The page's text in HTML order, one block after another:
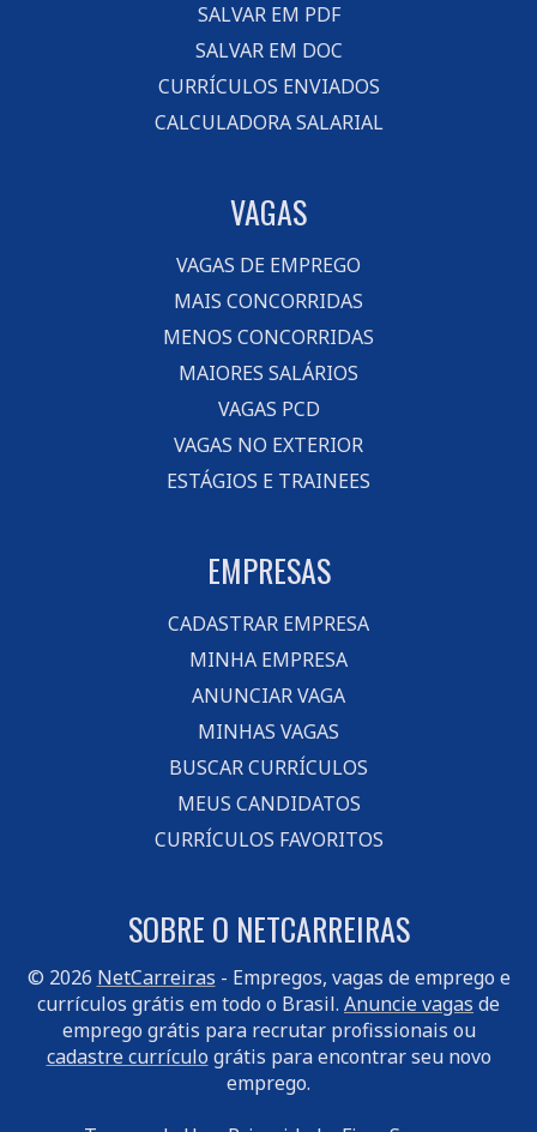
SALVAR EM PDF
SALVAR EM DOC
CURRÍCULOS ENVIADOS
CALCULADORA SALARIAL
VAGAS
VAGAS DE EMPREGO
MAIS CONCORRIDAS
MENOS CONCORRIDAS
MAIORES SALÁRIOS
VAGAS PCD
VAGAS NO EXTERIOR
ESTÁGIOS E TRAINEES
EMPRESAS
CADASTRAR EMPRESA
MINHA EMPRESA
ANUNCIAR VAGA
MINHAS VAGAS
BUSCAR CURRÍCULOS
MEUS CANDIDATOS
CURRÍCULOS FAVORITOS
SOBRE O NETCARREIRAS
© 2026 NetCarreiras - Empregos, vagas de emprego e
currículos grátis em todo o Brasil. Anuncie vagas de
emprego grátis para recrutar profissionais ou
cadastre currículo grátis para encontrar seu novo
emprego.